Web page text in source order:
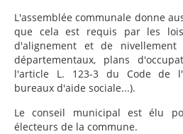
L'assemblée communale donne
que cela est requis par les
d'alignement et de
départementaux, plans
l'article L. 123-3 du Code de
bureaux d'aide sociale...).
Le conseil municipal est élu
électeurs de la commune.